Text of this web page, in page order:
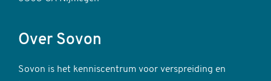
Over Sovon
Sovon is het kenniscentrum voor verspreiding en